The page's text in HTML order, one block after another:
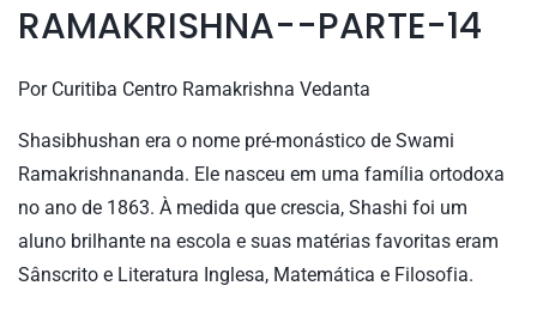
RAMAKRISHNA--PARTE-14
Por Curitiba Centro Ramakrishna Vedanta
Shasibhushan era o nome pré-monástico de Swami
Ramakrishnananda. Ele nasceu em uma família ortodoxa
no ano de 1863. À medida que crescia, Shashi foi um
aluno brilhante na escola e suas matérias favoritas eram
Sânscrito e Literatura Inglesa, Matemática e Filosofia.